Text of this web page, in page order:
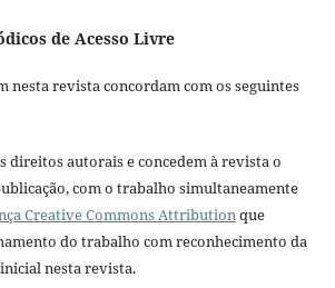
de Acesso Livre
nesta revista concordam com os seguintes
direitos autorais e concedem à revista o
com o trabalho simultaneamente
Creative Commons Attributionque
do trabalho com reconhecimento da
nesta revista.